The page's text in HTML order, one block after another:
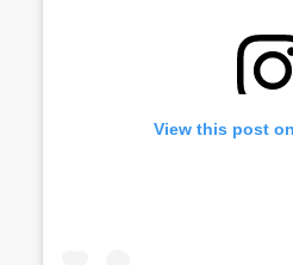
View this post